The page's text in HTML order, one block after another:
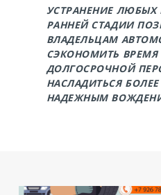
УСТРАНЕНИЕ ЛЮБЫХ
РАННЕЙ СТАДИИ
ВЛАДЕЛЬЦАМ
СЭКОНОМИТЬ ВРЕМЯ
ДОЛГОСРОЧНОЙ
НАСЛАДИТЬСЯ
НАДЕЖНЫМ